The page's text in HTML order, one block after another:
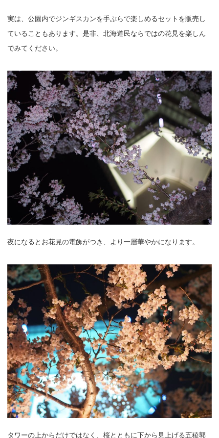
実は、公園内でジンギスカンを手ぶらで楽しめるセットを販売し
ていることもあります。是非、北海道民ならではの花見を楽しん
でみてください。
夜になるとお花見の電飾がつき、より一層華やかになります。
タワーの上からだけではなく、桜とともに下から見上げる五稜郭